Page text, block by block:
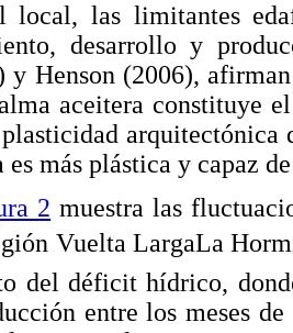
local, las limitantes
desarrollo y
y Henson (2006),
aceitera constituye
arquitectónica
es más plástica y capaz
2 muestra las
Vuelta LargaLa
del déficit hídrico,
entre los meses